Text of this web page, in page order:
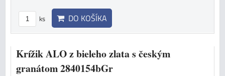
ks DO KOŠÍKA
Krížik ALO z bieleho zlata s českým
granátom 2840154bGr